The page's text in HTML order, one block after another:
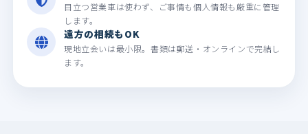
目立つ営業車は使わず、ご事情も個人情報も厳重に管理
します。
遠方の相続もOK
現地立会いは最小限。書類は郵送・オンラインで完結し
ます。